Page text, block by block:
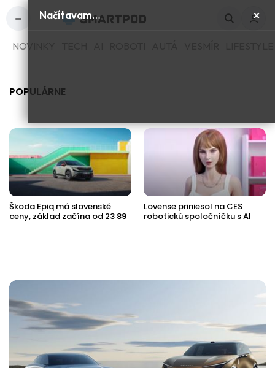
Načítavam… ×
NOVINKY
POPULÁRNE
Škoda Epiq má slovenské
ceny, základ začína od 23 89
Lovense priniesol na CES
robotickú spoločníčku s AI